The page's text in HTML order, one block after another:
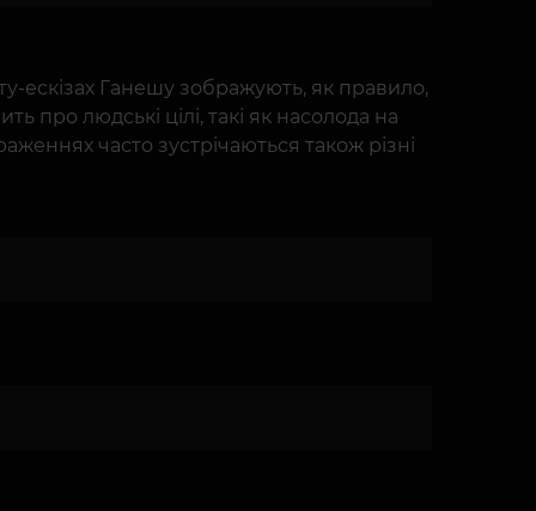
ескізах Ганешу зображують, як правило,
про людські цілі, такі як насолода на
часто зустрічаються також різні